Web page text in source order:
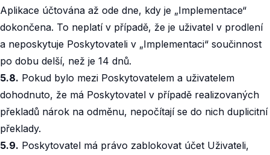
Aplikace účtována až ode dne, kdy je „Implementace“
dokončena. To neplatí v případě, že je uživatel v prodlení
a neposkytuje Poskytovateli v „Implementaci“ součinnost
po dobu delší, než je 14 dnů.‍
5.8. Pokud bylo mezi Poskytovatelem a uživatelem
dohodnuto, že má Poskytovatel v případě realizovaných
překladů nárok na odměnu, nepočítají se do nich duplicitní
překlady.‍
5.9. Poskytovatel má právo zablokovat účet Uživateli,